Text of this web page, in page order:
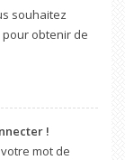
souhaitez
obtenir de
!
mot de